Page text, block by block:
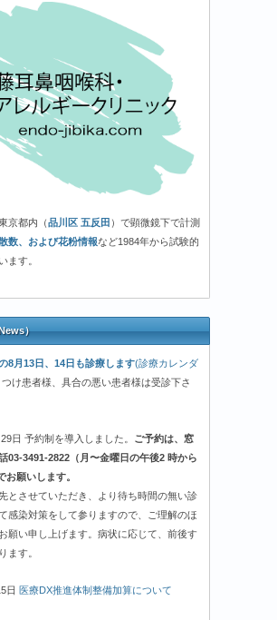
京都内（品川区 五反田 ）で顕微鏡下で計測
数、および花粉情報など1984年から試験的
ます。
）
8月13日、14日も診療します(診療カレンダ
け患者様、具合の悪い患者様は受診下さ
日 予約制を導入しました。 ご予約は、窓
03-3491-2822（月〜金曜日の午後2 時から
お願いします。
とさせていただき、より待ち時間の無い診
感染対策をして参りますので、ご理解のほ
願い申し上げます。病状に応じて、前後す
ます。
日 医療DX推進体制整備加算について